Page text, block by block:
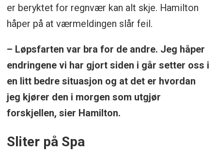
er beryktet for regnvær kan alt skje. Hamilton
håper på at værmeldingen slår feil.
– Løpsfarten var bra for de andre. Jeg håper
endringene vi har gjort siden i går setter oss i
en litt bedre situasjon og at det er hvordan
jeg kjører den i morgen som utgjør
forskjellen, sier Hamilton.
Sliter på Spa